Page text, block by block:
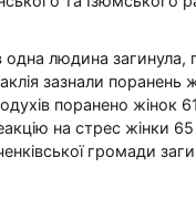
одна людина
зазнали поранень
поранено жінок
на стрес жінки 65
громади